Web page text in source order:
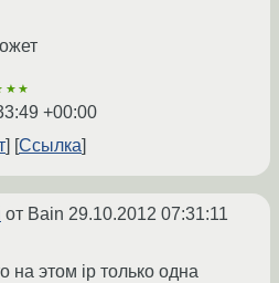
+00:00
Ссылка
от Bain 29.10.2012 07:31:11
на этом ip только одна